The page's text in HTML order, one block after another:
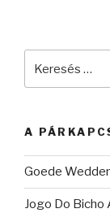
A
Goede
Jogo Do Bicho